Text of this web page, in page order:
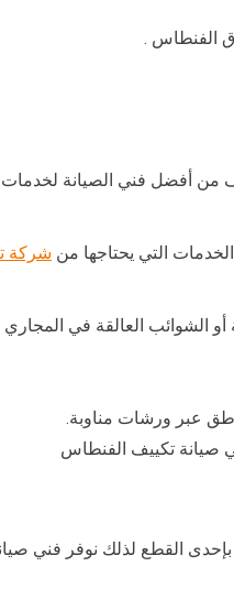
الفنطاس .
من أفضل فني الصيانة
التي يحتاجها من شركة
الشوائب العالقة في المجاري
صيانة تكييف الفنطاس
القطع لذلك نوفر فني